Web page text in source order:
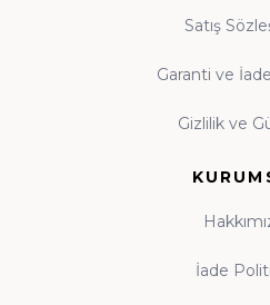
başta olmak üzere
Kitap okuma alışkanlığı,
tohumun ömür boyu
Satış
Garanti ve
Gizlilik ve
İade